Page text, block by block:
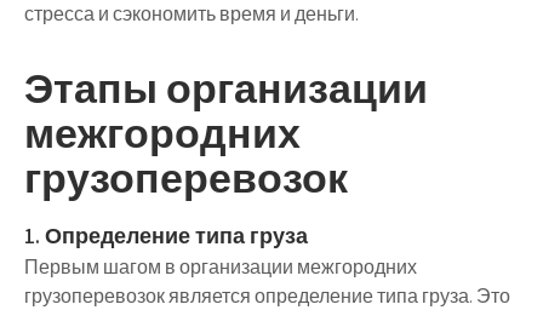
стресса и сэкономить время и деньги.
Этапы организации
межгородних
грузоперевозок
1. Определение типа груза
Первым шагом в организации межгородних
грузоперевозок является определение типа груза. Это